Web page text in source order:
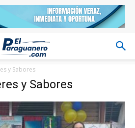
y Sabores
y Sabores